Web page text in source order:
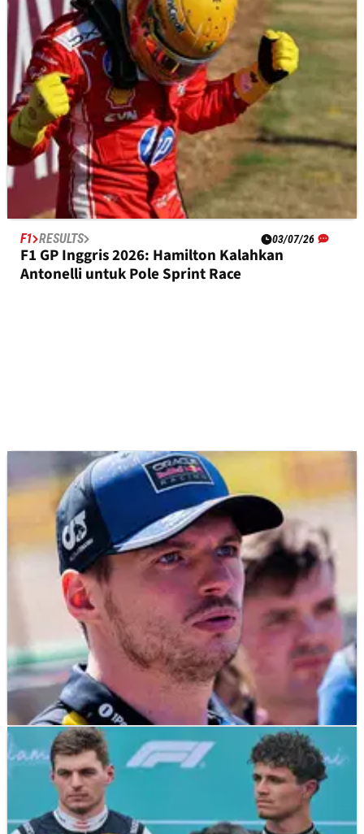
F1 RESULTS 03/07/26
F1 GP Inggris 2026: Hamilton Kalahkan
Antonelli untuk Pole Sprint Race
NEWS 03/07/26
Verstappen Menarik Dirinya dari Spekulasi
Kepindahan ke McLaren